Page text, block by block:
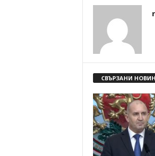
СВЪРЗАНИ